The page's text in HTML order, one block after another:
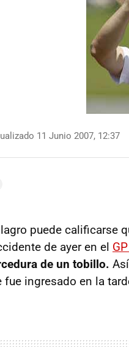
11 Junio 2007, 12:37
puede calificarse
de ayer en el
de un tobillo.
ingresado en la